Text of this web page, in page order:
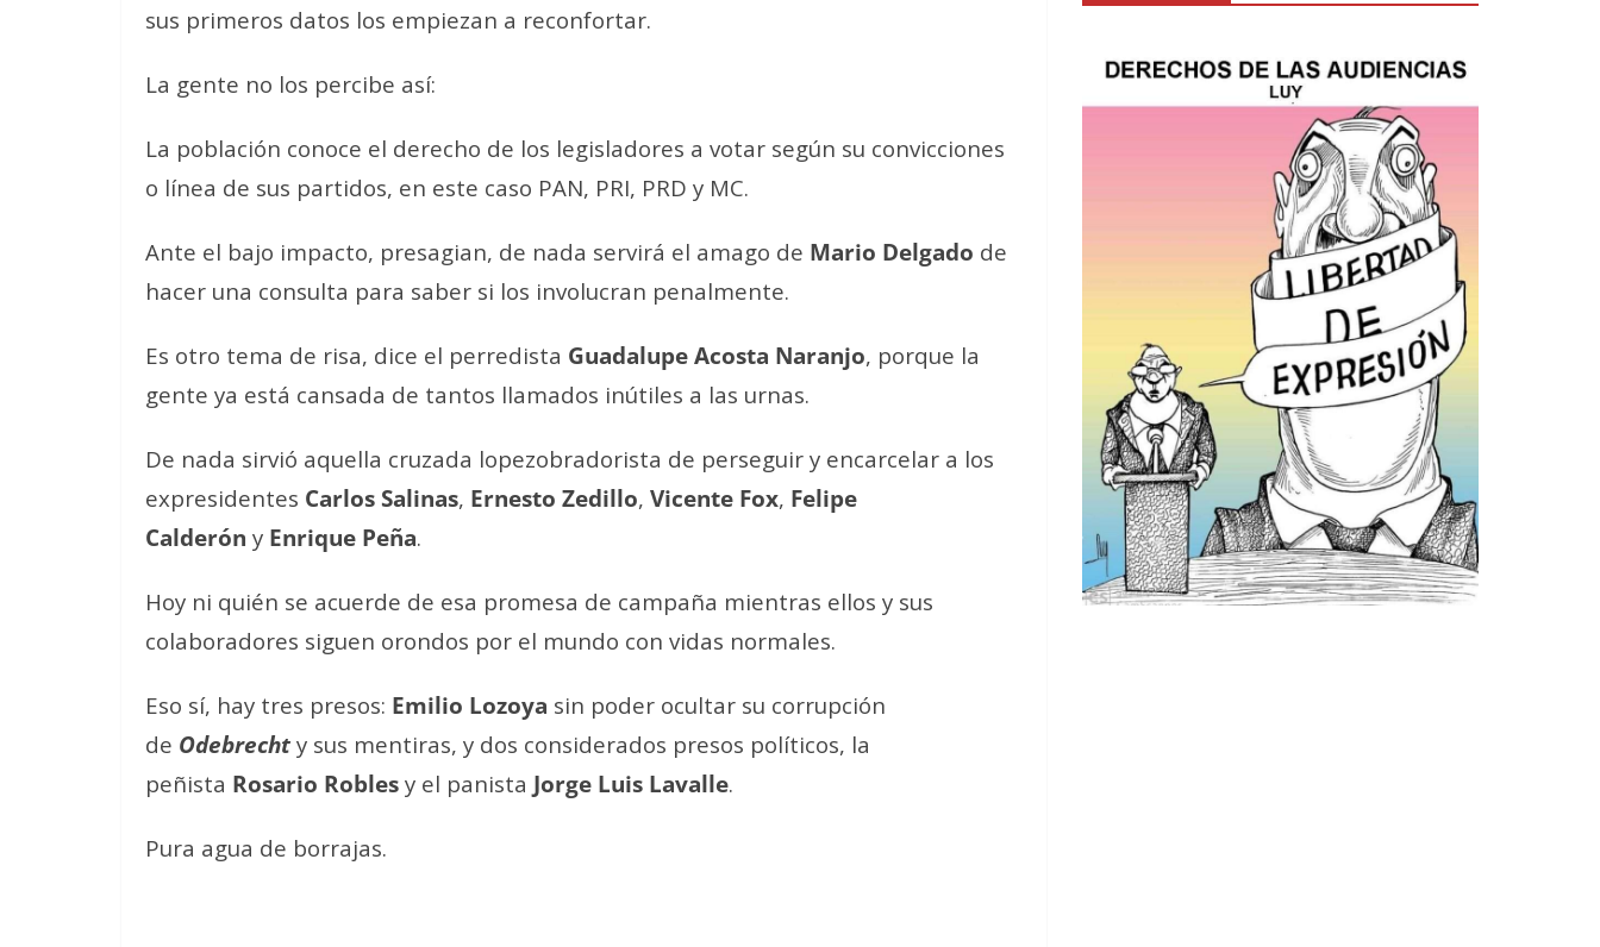
sus primeros datos los empiezan a reconfortar.
La gente no los percibe así:
La población conoce el derecho de los legisladores a votar según su convicciones
o línea de sus partidos, en este caso PAN, PRI, PRD y MC.
Ante el bajo impacto, presagian, de nada servirá el amago de Mario Delgado de
hacer una consulta para saber si los involucran penalmente.
Es otro tema de risa, dice el perredista Guadalupe Acosta Naranjo, porque la
gente ya está cansada de tantos llamados inútiles a las urnas.
De nada sirvió aquella cruzada lopezobradorista de perseguir y encarcelar a los
expresidentes Carlos Salinas, Ernesto Zedillo, Vicente Fox, Felipe
Calderón y Enrique Peña.
Hoy ni quién se acuerde de esa promesa de campaña mientras ellos y sus
colaboradores siguen orondos por el mundo con vidas normales.
Eso sí, hay tres presos: Emilio Lozoya sin poder ocultar su corrupción
de Odebrecht y sus mentiras, y dos considerados presos políticos, la
peñista Rosario Robles y el panista Jorge Luis Lavalle.
Pura agua de borrajas.